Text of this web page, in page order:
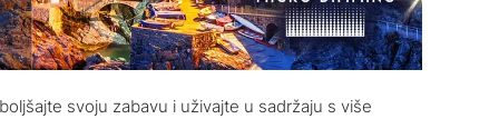
svoju zabavu i uživajte u sadržaju s više